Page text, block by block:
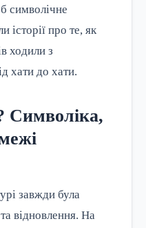
символічне
історії про те, як
ходили з
хати до хати.
Символіка,
завжди була
відновлення. На